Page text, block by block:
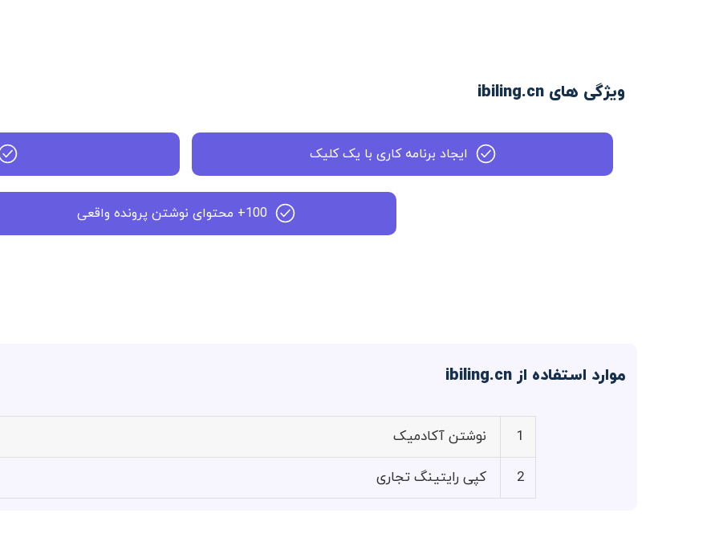
ویژگی های ibiling.cn
ایجاد برنامه کاری با یک کلیک
100+ محتوای نوشتن پرونده واقعی
موارد استفاده از ibiling.cn
1 نوشتن آکادمیک
2 کپی رایتینگ تجاری